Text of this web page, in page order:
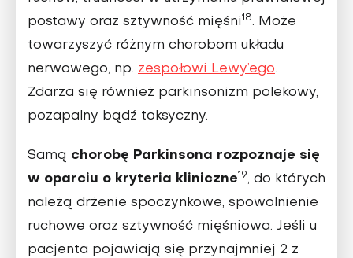
postawy oraz sztywność mięśni18. Może
towarzyszyć różnym chorobom układu
nerwowego, np. zespołowi Lewy’ego.
Zdarza się również parkinsonizm polekowy,
pozapalny bądź toksyczny.
Samą chorobę Parkinsona rozpoznaje się
w oparciu o kryteria kliniczne19, do których
należą drżenie spoczynkowe, spowolnienie
ruchowe oraz sztywność mięśniowa. Jeśli u
pacjenta pojawiają się przynajmniej 2 z